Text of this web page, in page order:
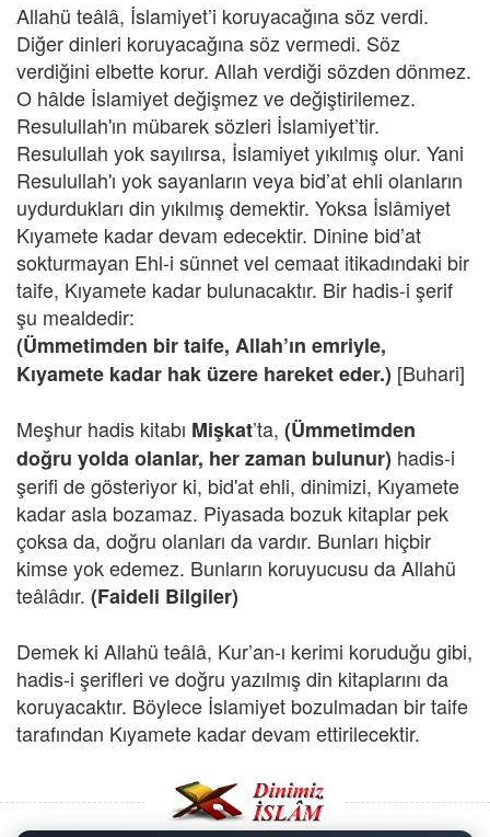
Allahü teâlâ, İslamiyet’i koruyacağına söz verdi.
Diğer dinleri koruyacağına söz vermedi. Söz
verdiğini elbette korur. Allah verdiği sözden dönmez.
O hâlde İslamiyet değişmez ve değiştirilemez.
Resulullah'ın mübarek sözleri İslamiyet’tir.
Resulullah yok sayılırsa, İslamiyet yıkılmış olur. Yani
Resulullah'ı yok sayanların veya bid’at ehli olanların
uydurdukları din yıkılmış demektir. Yoksa İslâmiyet
Kıyamete kadar devam edecektir. Dinine bid’at
sokturmayan Ehl-i sünnet vel cemaat itikadındaki bir
taife, Kıyamete kadar bulunacaktır. Bir hadis-i şerif
şu mealdedir:
(Ümmetimden bir taife, Allah’ın emriyle,
Kıyamete kadar hak üzere hareket eder.) [Buhari]
Meşhur hadis kitabı Mişkat’ta, (Ümmetimden
doğru yolda olanlar, her zaman bulunur) hadis-i
şerifi de gösteriyor ki, bid'at ehli, dinimizi, Kıyamete
kadar asla bozamaz. Piyasada bozuk kitaplar pek
çoksa da, doğru olanları da vardır. Bunları hiçbir
kimse yok edemez. Bunların koruyucusu da Allahü
teâlâdır. (Faideli Bilgiler)
Demek ki Allahü teâlâ, Kur’an-ı kerimi koruduğu gibi,
hadis-i şerifleri ve doğru yazılmış din kitaplarını da
koruyacaktır. Böylece İslamiyet bozulmadan bir taife
tarafından Kıyamete kadar devam ettirilecektir.